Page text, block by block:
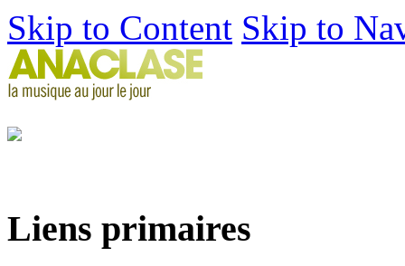
Skip to Content Skip to
Liens primaires